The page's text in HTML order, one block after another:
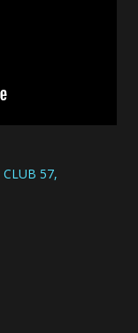
CLUB 57